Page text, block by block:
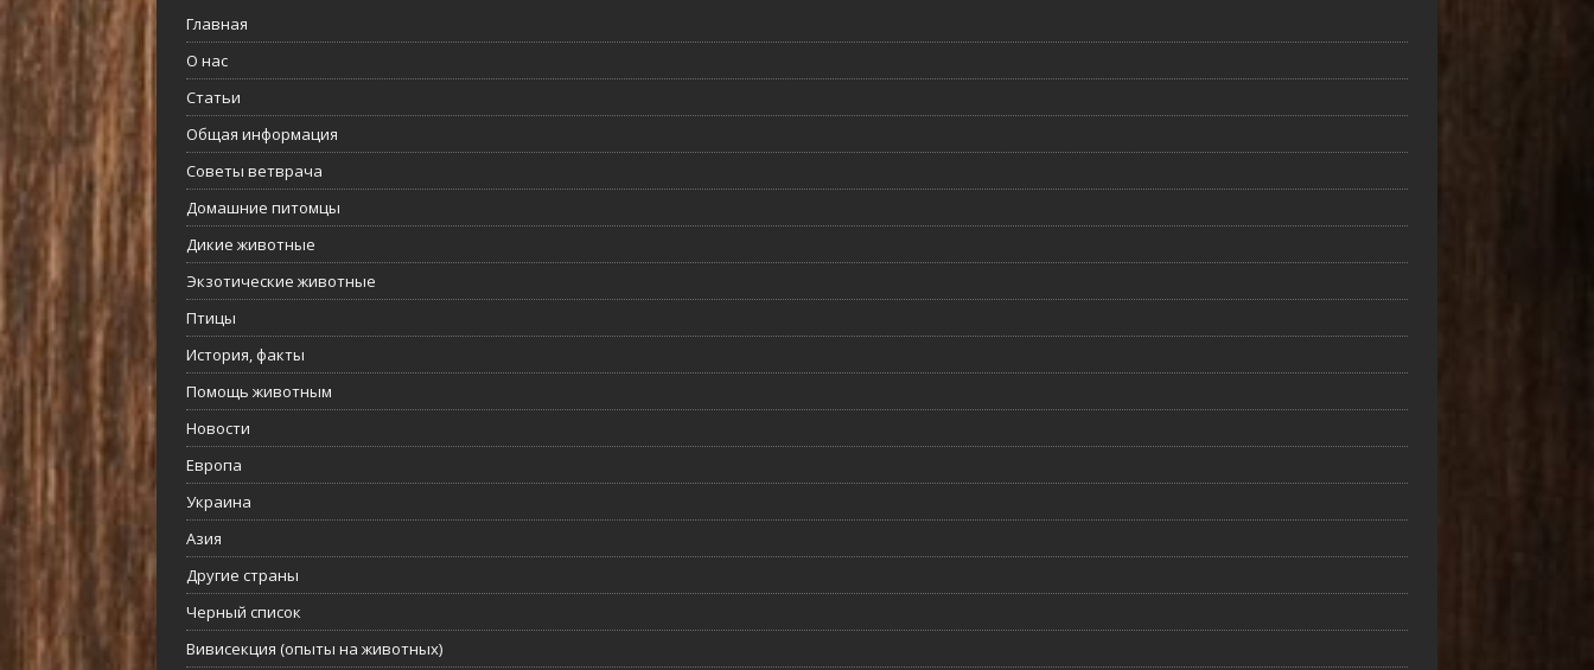
Главная
О нас
Статьи
Общая информация
Советы ветврача
Домашние питомцы
Дикие животные
Экзотические животные
Птицы
История, факты
Помощь животным
Новости
Европа
Украина
Азия
Другие страны
Черный список
Вивисекция (опыты на животных)